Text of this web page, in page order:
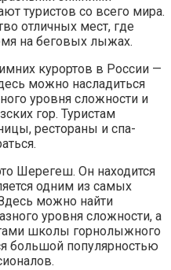
туристов со всего мира.
отличных мест, где
на беговых лыжах.
курортов в России —
можно насладиться
уровня сложности и
гор. Туристам
рестораны и спа-
Шерегеш. Он находится
одним из самых
можно найти
уровня сложности, а
школы горнолыжного
большой популярностью